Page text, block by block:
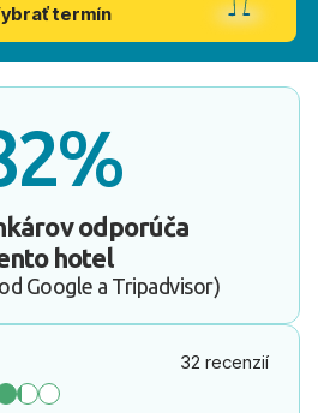
termín
odporúča
hotel
Google a Tripadvisor)
32 recenzií